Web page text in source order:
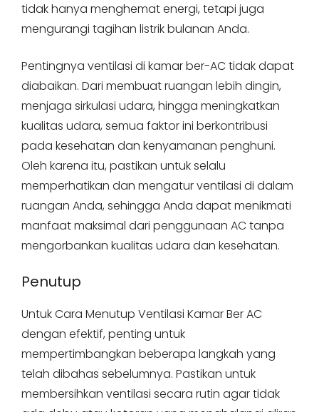
tidak hanya menghemat energi, tetapi juga
mengurangi tagihan listrik bulanan Anda.
Pentingnya ventilasi di kamar ber-AC tidak dapat
diabaikan. Dari membuat ruangan lebih dingin,
menjaga sirkulasi udara, hingga meningkatkan
kualitas udara, semua faktor ini berkontribusi
pada kesehatan dan kenyamanan penghuni.
Oleh karena itu, pastikan untuk selalu
memperhatikan dan mengatur ventilasi di dalam
ruangan Anda, sehingga Anda dapat menikmati
manfaat maksimal dari penggunaan AC tanpa
mengorbankan kualitas udara dan kesehatan.
Penutup
Untuk Cara Menutup Ventilasi Kamar Ber AC
dengan efektif, penting untuk
mempertimbangkan beberapa langkah yang
telah dibahas sebelumnya. Pastikan untuk
membersihkan ventilasi secara rutin agar tidak